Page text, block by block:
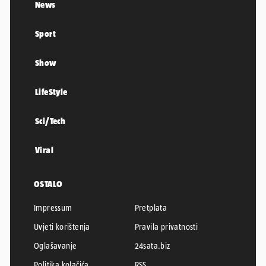
News
Sport
Show
LifeStyle
Sci/Tech
Viral
OSTALO
Impressum
Pretplata
Uvjeti korištenja
Pravila privatnosti
Oglašavanje
24sata.biz